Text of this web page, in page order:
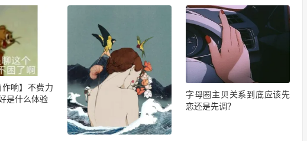
作响】不费力
是什么体验
字母圈主贝关系到底应该先
恋还是先调？